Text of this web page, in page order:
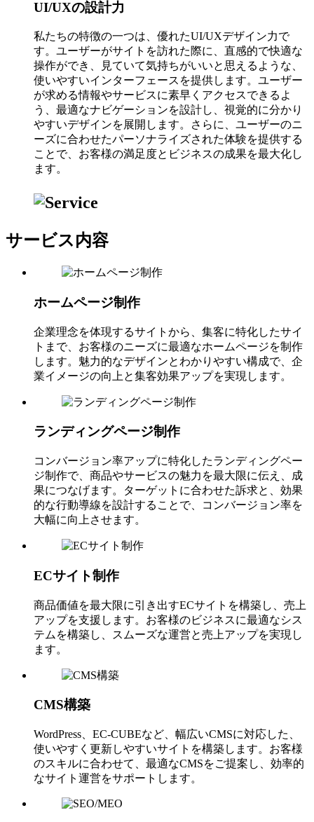
UI/UXの設計力
私たちの特徴の一つは、優れたUI/UXデザイン力で
す。ユーザーがサイトを訪れた際に、直感的で快適な
操作ができ、見ていて気持ちがいいと思えるような、
使いやすいインターフェースを提供します。ユーザー
が求める情報やサービスに素早くアクセスできるよ
う、最適なナビゲーションを設計し、視覚的に分かり
やすいデザインを展開します。さらに、ユーザーのニ
ーズに合わせたパーソナライズされた体験を提供する
ことで、お客様の満足度とビジネスの成果を最大化し
ます。
サービス内容
ホームページ制作
企業理念を体現するサイトから、集客に特化したサイ
トまで、お客様のニーズに最適なホームページを制作
します。魅力的なデザインとわかりやすい構成で、企
業イメージの向上と集客効果アップを実現します。
ランディングページ制作
コンバージョン率アップに特化したランディングペー
ジ制作で、商品やサービスの魅力を最大限に伝え、成
果につなげます。ターゲットに合わせた訴求と、効果
的な行動導線を設計することで、コンバージョン率を
大幅に向上させます。
ECサイト制作
商品価値を最大限に引き出すECサイトを構築し、売上
アップを支援します。お客様のビジネスに最適なシス
テムを構築し、スムーズな運営と売上アップを実現し
ます。
CMS構築
WordPress、EC-CUBEなど、幅広いCMSに対応した、
使いやすく更新しやすいサイトを構築します。お客様
のスキルに合わせて、最適なCMSをご提案し、効率的
なサイト運営をサポートします。